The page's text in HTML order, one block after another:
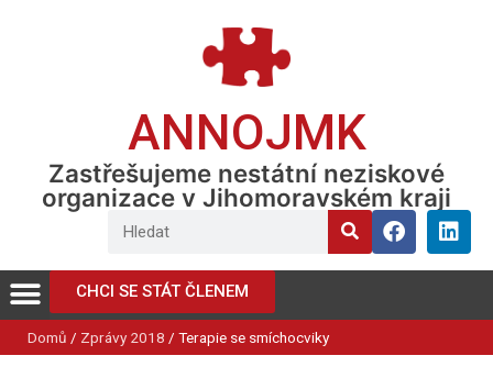
ANNOJMK
Zastřešujeme nestátní neziskové
organizace v Jihomoravském kraji
CHCI SE STÁT ČLENEM
Domů / Zprávy 2018 / Terapie se smíchocviky